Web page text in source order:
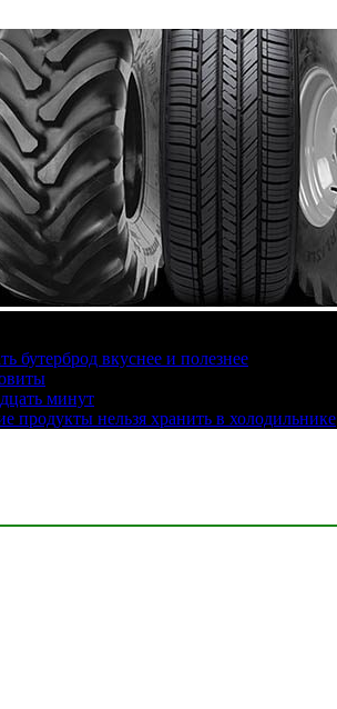
бутерброд вкуснее и полезнее
минут
продукты нельзя хранить в холодильнике